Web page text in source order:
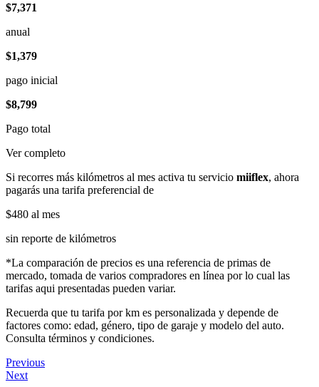
$7,371
anual
$1,379
pago inicial
$8,799
Pago total
Ver completo
Si recorres más kilómetros al mes activa tu servicio miiflex, ahora
pagarás una tarifa preferencial de
$480 al mes
sin reporte de kilómetros
*La comparación de precios es una referencia de primas de
mercado, tomada de varios compradores en línea por lo cual las
tarifas aqui presentadas pueden variar.
Recuerda que tu tarifa por km es personalizada y depende de
factores como: edad, género, tipo de garaje y modelo del auto.
Consulta términos y condiciones.
Previous
Next